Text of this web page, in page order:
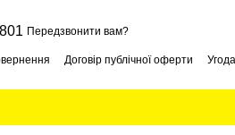
Передзвонити вам?
Договір публічної оферти